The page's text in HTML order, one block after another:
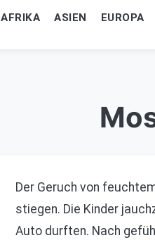
AFRIKA ASIEN EUROPA
Der Geruch von
stiegen. Die Kinder
Auto durften. Nach